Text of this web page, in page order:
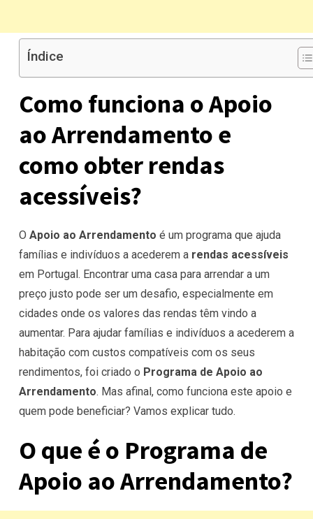
Índice
Como funciona o Apoio
ao Arrendamento e
como obter rendas
acessíveis?
O Apoio ao Arrendamento é um programa que ajuda
famílias e indivíduos a acederem a rendas acessíveis
em Portugal. Encontrar uma casa para arrendar a um
preço justo pode ser um desafio, especialmente em
cidades onde os valores das rendas têm vindo a
aumentar. Para ajudar famílias e indivíduos a acederem a
habitação com custos compatíveis com os seus
rendimentos, foi criado o Programa de Apoio ao
Arrendamento. Mas afinal, como funciona este apoio e
quem pode beneficiar? Vamos explicar tudo.
O que é o Programa de
Apoio ao Arrendamento?